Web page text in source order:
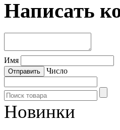
Написать
Имя
Число
Новинки